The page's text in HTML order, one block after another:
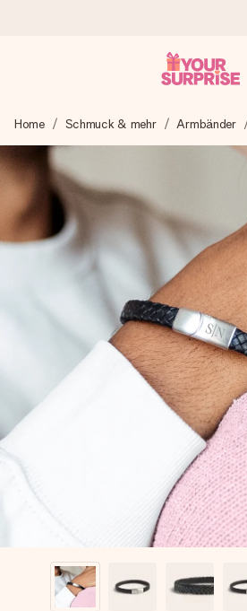
Wir bereiten dein Geschenk
blitzschnell – damit du es genau
überreichen kannst, wenn es am
4,8 (basierend auf +15.000
Unsere Geschenke begeistern.
4,8 bei Google Reviews
die wir versenden).
+49 39292 929695
Montag - Freitag : 8:30 - 17:00 Uhr
Samstag - Sonntag : 8:30 - 13:00
Home Schmuck & mehr Armbänder